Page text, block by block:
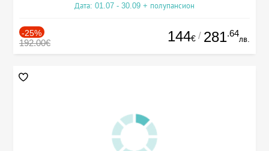
Дата: 01.07 - 30.09 + полупансион
-25%
192.00€ 144€ / 281.64
лв.